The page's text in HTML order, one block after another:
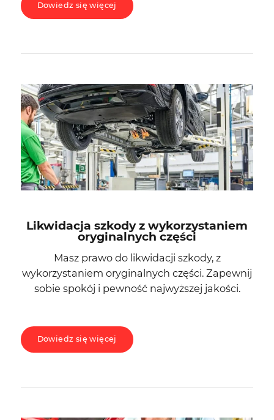
Dowiedz się więcej
Likwidacja szkody z wykorzystaniem
oryginalnych części
Masz prawo do likwidacji szkody, z
wykorzystaniem oryginalnych części. Zapewnij
sobie spokój i pewność najwyższej jakości.
Dowiedz się więcej